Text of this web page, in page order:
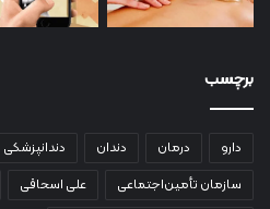
برچسب
دارو درمان دندان دندانپزشکی
سازمان تأمین‌اجتماعی
علی اسحاقی